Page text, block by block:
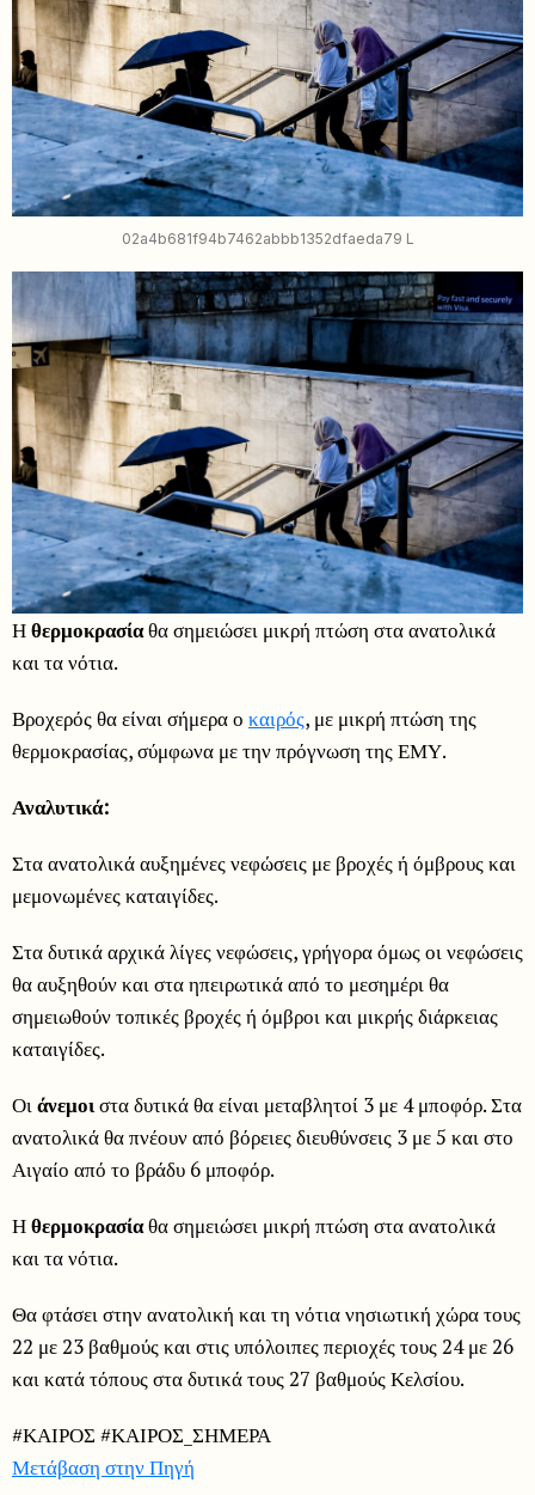
02a4b681f94b7462abbb1352dfaeda79 L
Ηθερμοκρασίαθα σημειώσει μικρή πτώση στα ανατολικά
και τα νότια.
Βροχερός θα είναι σήμερα ο καιρός, με μικρή πτώση της
θερμοκρασίας, σύμφωνα με την πρόγνωση της ΕΜΥ.
Αναλυτικά:
Στα ανατολικά αυξημένες νεφώσεις με βροχές ή όμβρους και
μεμονωμένες καταιγίδες.
Στα δυτικά αρχικά λίγες νεφώσεις, γρήγορα όμως οι νεφώσεις
θα αυξηθούν και στα ηπειρωτικά από το μεσημέρι θα
σημειωθούν τοπικές βροχές ή όμβροι και μικρής διάρκειας
καταιγίδες.
Οιάνεμοιστα δυτικά θα είναι μεταβλητοί 3 με 4 μποφόρ. Στα
ανατολικά θα πνέουν από βόρειες διευθύνσεις 3 με 5 και στο
Αιγαίο από το βράδυ 6 μποφόρ.
Ηθερμοκρασίαθα σημειώσει μικρή πτώση στα ανατολικά
και τα νότια.
Θα φτάσει στην ανατολική και τη νότια νησιωτική χώρα τους
22 με 23 βαθμούς και στις υπόλοιπες περιοχές τους 24 με 26
και κατά τόπους στα δυτικά τους 27 βαθμούς Κελσίου.
#ΚΑΙΡΟΣ #ΚΑΙΡΟΣ_ΣΗΜΕΡΑ
Μετάβαση στην Πηγή